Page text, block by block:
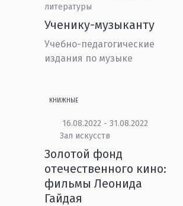
литературы
Ученику-музыканту
Учебно-педагогические
издания по музыке
КНИЖНЫЕ
16.08.2022 - 31.08.2022
Зал искусств
Золотой фонд
отечественного кино:
фильмы Леонида
Гайдая